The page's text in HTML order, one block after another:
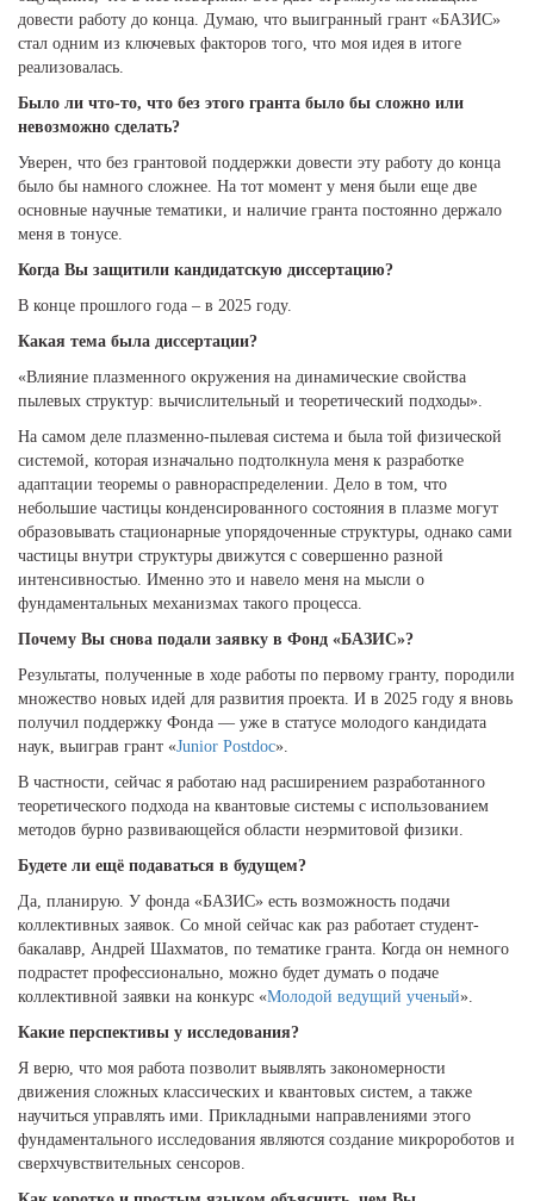
довести работу до конца. Думаю, что выигранный грант «БАЗИС»
стал одним из ключевых факторов того, что моя идея в итоге
реализовалась.
Было ли что-то, что без этого гранта было бы сложно или
невозможно сделать?
Уверен, что без грантовой поддержки довести эту работу до конца
было бы намного сложнее. На тот момент у меня были еще две
основные научные тематики, и наличие гранта постоянно держало
меня в тонусе.
Когда Вы защитили кандидатскую диссертацию?
В конце прошлого года – в 2025 году.
Какая тема была диссертации?
«Влияние плазменного окружения на динамические свойства
пылевых структур: вычислительный и теоретический подходы».
На самом деле плазменно-пылевая система и была той физической
системой, которая изначально подтолкнула меня к разработке
адаптации теоремы о равнораспределении. Дело в том, что
небольшие частицы конденсированного состояния в плазме могут
образовывать стационарные упорядоченные структуры, однако сами
частицы внутри структуры движутся с совершенно разной
интенсивностью. Именно это и навело меня на мысли о
фундаментальных механизмах такого процесса.
Почему Вы снова подали заявку в Фонд «БАЗИС»?
Результаты, полученные в ходе работы по первому гранту, породили
множество новых идей для развития проекта. И в 2025 году я вновь
получил поддержку Фонда — уже в статусе молодого кандидата
наук, выиграв грант «Junior Postdoc».
В частности, сейчас я работаю над расширением разработанного
теоретического подхода на квантовые системы с использованием
методов бурно развивающейся области неэрмитовой физики.
Будете ли ещё подаваться в будущем?
Да, планирую. У фонда «БАЗИС» есть возможность подачи
коллективных заявок. Со мной сейчас как раз работает студент-
бакалавр, Андрей Шахматов, по тематике гранта. Когда он немного
подрастет профессионально, можно будет думать о подаче
коллективной заявки на конкурс «Молодой ведущий ученый».
Какие перспективы у исследования?
Я верю, что моя работа позволит выявлять закономерности
движения сложных классических и квантовых систем, а также
научиться управлять ими. Прикладными направлениями этого
фундаментального исследования являются создание микророботов и
сверхчувствительных сенсоров.